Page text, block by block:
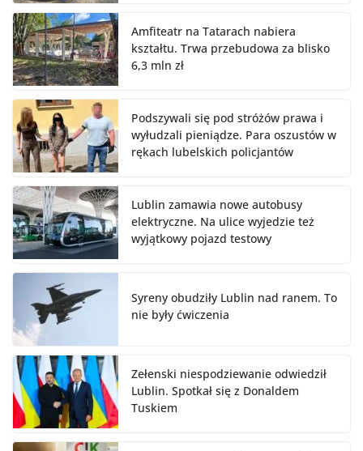
Amfiteatr na Tatarach nabiera
kształtu. Trwa przebudowa za blisko
6,3 mln zł
Podszywali się pod stróżów prawa i
wyłudzali pieniądze. Para oszustów w
rękach lubelskich policjantów
Lublin zamawia nowe autobusy
elektryczne. Na ulice wyjedzie też
wyjątkowy pojazd testowy
Syreny obudziły Lublin nad ranem. To
nie były ćwiczenia
Zełenski niespodziewanie odwiedził
Lublin. Spotkał się z Donaldem
Tuskiem